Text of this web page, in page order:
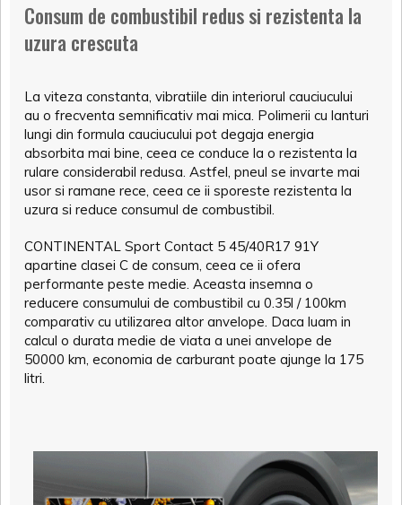
Consum de combustibil redus si rezistenta la
uzura crescuta
La viteza constanta, vibratiile din interiorul cauciucului
au o frecventa semnificativ mai mica. Polimerii cu lanturi
lungi din formula cauciucului pot degaja energia
absorbita mai bine, ceea ce conduce la o rezistenta la
rulare considerabil redusa. Astfel, pneul se invarte mai
usor si ramane rece, ceea ce ii sporeste rezistenta la
uzura si reduce consumul de combustibil.
CONTINENTAL Sport Contact 5 45/40R17 91Y
apartine clasei C de consum, ceea ce ii ofera
performante peste medie. Aceasta insemna o
reducere consumului de combustibil cu 0.35l / 100km
comparativ cu utilizarea altor anvelope. Daca luam in
calcul o durata medie de viata a unei anvelope de
50000 km, economia de carburant poate ajunge la 175
litri.